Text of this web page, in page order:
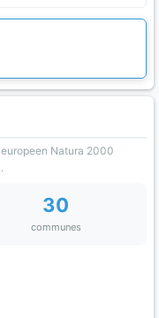
Natura 2000
30
communes